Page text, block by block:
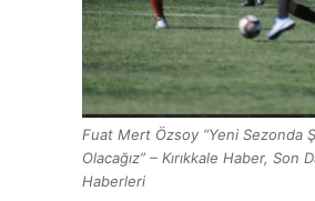
Fuat Mert Özsoy “Yeni Sezonda
Olacağız” – Kırıkkale Haber, Son
Haberleri